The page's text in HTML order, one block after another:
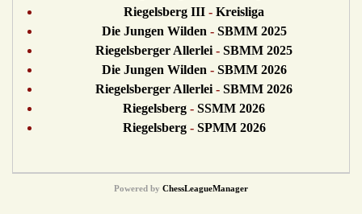
Riegelsberg III - Kreisliga
Die Jungen Wilden - SBMM 2025
Riegelsberger Allerlei - SBMM 2025
Die Jungen Wilden - SBMM 2026
Riegelsberger Allerlei - SBMM 2026
Riegelsberg - SSMM 2026
Riegelsberg- SPMM 2026
Powered by ChessLeagueManager